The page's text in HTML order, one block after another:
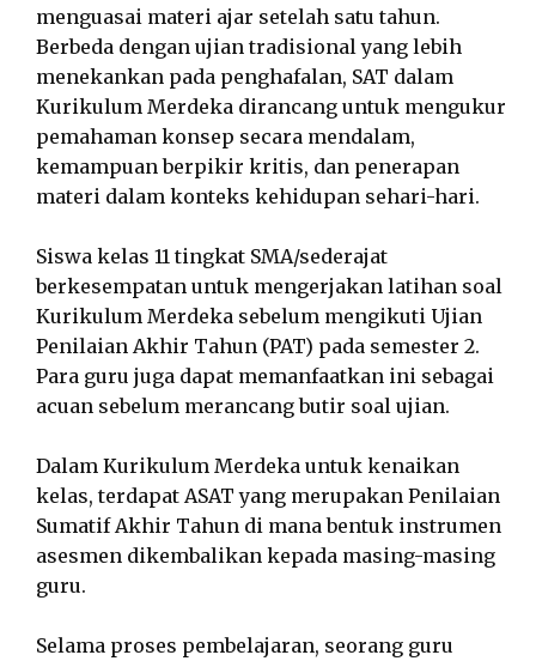
menguasai materi ajar setelah satu tahun.
Berbeda dengan ujian tradisional yang lebih
menekankan pada penghafalan, SAT dalam
Kurikulum Merdeka dirancang untuk mengukur
pemahaman konsep secara mendalam,
kemampuan berpikir kritis, dan penerapan
materi dalam konteks kehidupan sehari-hari.
Siswa kelas 11 tingkat SMA/sederajat
berkesempatan untuk mengerjakan latihan soal
Kurikulum Merdeka sebelum mengikuti Ujian
Penilaian Akhir Tahun (PAT) pada semester 2.
Para guru juga dapat memanfaatkan ini sebagai
acuan sebelum merancang butir soal ujian.
Dalam Kurikulum Merdeka untuk kenaikan
kelas, terdapat ASAT yang merupakan Penilaian
Sumatif Akhir Tahun di mana bentuk instrumen
asesmen dikembalikan kepada masing-masing
guru.
Selama proses pembelajaran, seorang guru